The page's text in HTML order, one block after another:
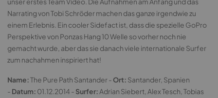
Narrating von Tobi Schröder machen das ganze irgendwie zu
einem Erlebnis. Ein cooler Sidefact ist, dass die spezielle GoPro
Perspektive von Ponzas Hang 10 Welle so vorher noch nie
gemacht wurde, aber das sie danach viele internationale Surfer
zum nachahmen inspiriert hat!
Name:The Pure Path Santander - Ort: Santander, Spanien
- Datum: 01.12.2014 - Surfer: Adrian Siebert, Alex Tesch, Tobias